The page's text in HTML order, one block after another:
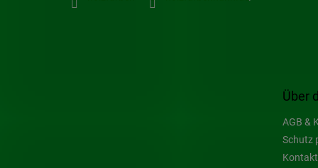
Über
AGB &
Schutz
Kontakt